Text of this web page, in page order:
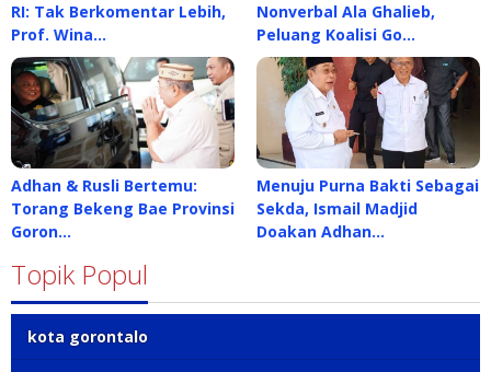
RI: Tak Berkomentar Lebih,
Prof. Wina…
Nonverbal Ala Ghalieb,
Peluang Koalisi Go…
Adhan & Rusli Bertemu:
Torang Bekeng Bae Provinsi
Goron…
Menuju Purna Bakti Sebagai
Sekda, Ismail Madjid
Doakan Adhan…
Topik Popul
kota gorontalo